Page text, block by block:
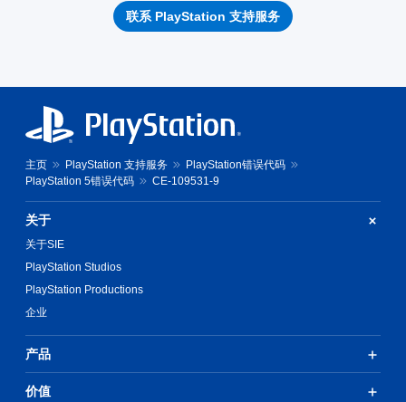
联系 PlayStation 支持服务
主页 PlayStation 支持服务
PlayStation错误代码
PlayStation 5错误代码
CE-109531-9
关于
关于SIE
PlayStation Studios
PlayStation Productions
企业
产品
价值